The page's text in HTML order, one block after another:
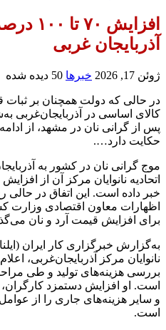
افزایش
آذربایجان‌ غربی
ژوئن 17, 2026 خبرها 50 دیده شده
در حالی که دولت همچنان بر ثبات
کالای اساسی در آذربایجان‌غربی
پس از گرانی نان در مشهد، از
حکایت دارد….
موج گرانی نان در کشور به
خبر داده است. این اتفاق در حالی
اظهارات معاون اقتصادی وزارت
برای افزایش قیمت آرد و نان
به‌گزارش خبرگزاری کار ایران
نانوایان مرکز آذربایجان‌غربی،
بررسی هزینه‌های تولید و طی
است. او افزایش دستمزد
و سایر هزینه‌های جاری را از
است.